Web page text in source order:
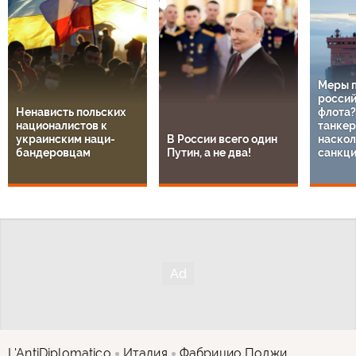
Ненависть польских
националистов к
украинским наци-
бандеровцам
В России всего один
Путин, а не два!
Меры